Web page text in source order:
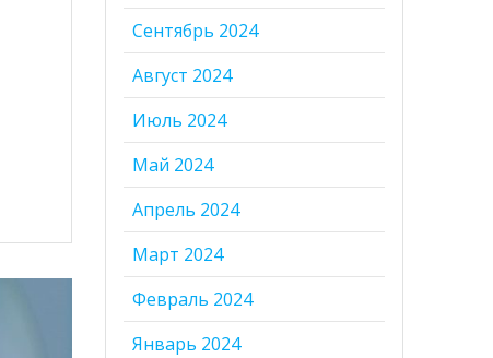
Сентябрь 2024
Август 2024
Июль 2024
Май 2024
Апрель 2024
Март 2024
Февраль 2024
Январь 2024